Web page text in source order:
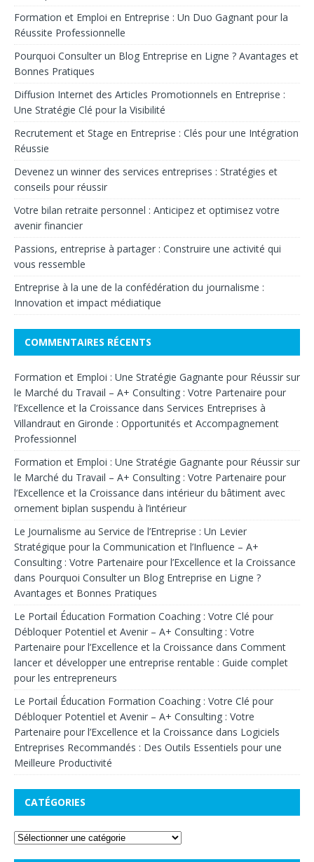
Formation et Emploi en Entreprise : Un Duo Gagnant pour la
Réussite Professionnelle
Pourquoi Consulter un Blog Entreprise en Ligne ? Avantages et
Bonnes Pratiques
Diffusion Internet des Articles Promotionnels en Entreprise :
Une Stratégie Clé pour la Visibilité
Recrutement et Stage en Entreprise : Clés pour une Intégration
Réussie
Devenez un winner des services entreprises : Stratégies et
conseils pour réussir
Votre bilan retraite personnel : Anticipez et optimisez votre
avenir financier
Passions, entreprise à partager : Construire une activité qui
vous ressemble
Entreprise à la une de la confédération du journalisme :
Innovation et impact médiatique
COMMENTAIRES RÉCENTS
Formation et Emploi : Une Stratégie Gagnante pour Réussir sur
le Marché du Travail – A+ Consulting : Votre Partenaire pour
l’Excellence et la Croissance dans Services Entreprises à
Villandraut en Gironde : Opportunités et Accompagnement
Professionnel
Formation et Emploi : Une Stratégie Gagnante pour Réussir sur
le Marché du Travail – A+ Consulting : Votre Partenaire pour
l’Excellence et la Croissance dans intérieur du bâtiment avec
ornement biplan suspendu à l’intérieur
Le Journalisme au Service de l’Entreprise : Un Levier
Stratégique pour la Communication et l’Influence – A+
Consulting : Votre Partenaire pour l’Excellence et la Croissance
dans Pourquoi Consulter un Blog Entreprise en Ligne ?
Avantages et Bonnes Pratiques
Le Portail Éducation Formation Coaching : Votre Clé pour
Débloquer Potentiel et Avenir – A+ Consulting : Votre
Partenaire pour l’Excellence et la Croissance dans Comment
lancer et développer une entreprise rentable : Guide complet
pour les entrepreneurs
Le Portail Éducation Formation Coaching : Votre Clé pour
Débloquer Potentiel et Avenir – A+ Consulting : Votre
Partenaire pour l’Excellence et la Croissance dans Logiciels
Entreprises Recommandés : Des Outils Essentiels pour une
Meilleure Productivité
CATÉGORIES